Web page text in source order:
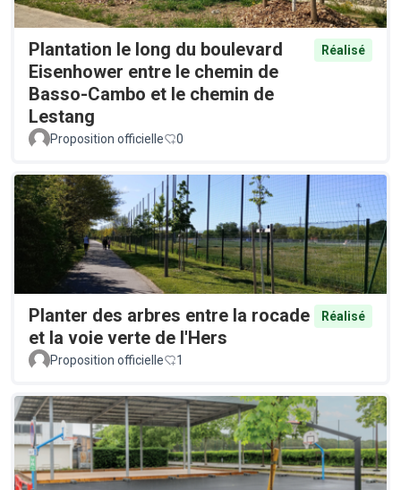
Plantation le long du boulevard
Eisenhower entre le chemin de
Basso-Cambo et le chemin de
Lestang
Réalisé
Proposition officielle 0
Planter des arbres entre la rocade
et la voie verte de l'Hers
Réalisé
Proposition officielle 1